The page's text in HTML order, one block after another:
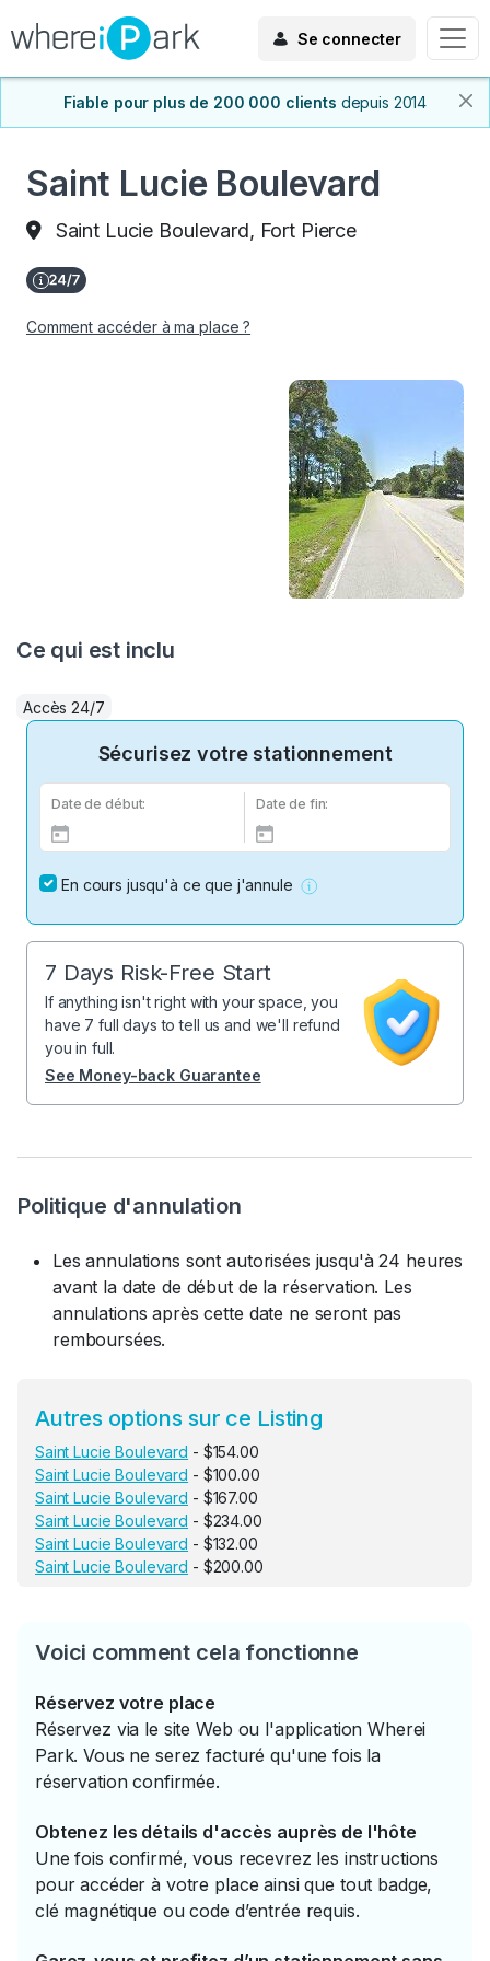
Se connecter
Fiable pour plus de 200 000 clients depuis 2014
Saint Lucie Boulevard
Saint Lucie Boulevard, Fort Pierce
Comment accéder à ma place ?
Politique d'annulation
Les annulations sont autorisées jusqu'à 24 heures
avant la date de début de la réservation. Les
annulations après cette date ne seront pas
remboursées.
Autres options sur ce Listing
Saint Lucie Boulevard - $154.00
Saint Lucie Boulevard - $100.00
Saint Lucie Boulevard - $167.00
Saint Lucie Boulevard - $234.00
Saint Lucie Boulevard - $132.00
Saint Lucie Boulevard - $200.00
Voici comment cela fonctionne
Réservez votre place
Réservez via le site Web ou l'application Wherei
Park. Vous ne serez facturé qu'une fois la
réservation confirmée.
Obtenez les détails d'accès auprès de l'hôte
Une fois confirmé, vous recevrez les instructions
pour accéder à votre place ainsi que tout badge,
clé magnétique ou code d’entrée requis.
Ce qui est inclu
Accès 24/7
Sécurisez votre stationnement
Date de début: Date de fin:
En cours jusqu'à ce que j'annule
7 Days Risk-Free Start
If anything isn't right with your space, you
have 7 full days to tell us and we'll refund
you in full.
See Money-back Guarantee